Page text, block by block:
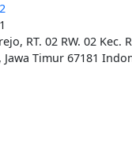
RT. 02 RW. 02 Kec.
Jawa Timur 67181